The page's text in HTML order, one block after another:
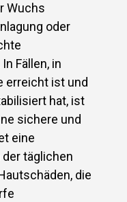
Wuchs
oder
Fällen, in
erreicht ist und
hat, ist
sichere und
eine
täglichen
die